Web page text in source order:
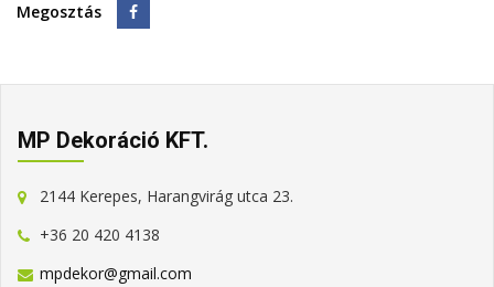
Megosztás
MP Dekoráció KFT.
2144 Kerepes, Harangvirág utca 23.
+36 20 420 4138
mpdekor@gmail.com